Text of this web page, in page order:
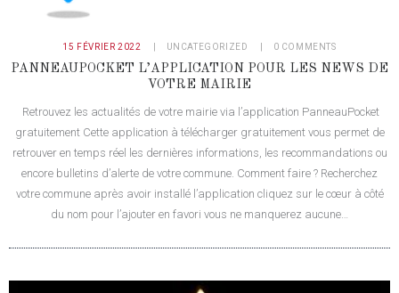
15 FÉVRIER 2022 UNCATEGORIZED 0 COMMENTS
PANNEAUPOCKET L’APPLICATION POUR LES NEWS DE
VOTRE MAIRIE
Retrouvez les actualités de votre mairie via l’application PanneauPocket
gratuitement Cette application à télécharger gratuitement vous permet de
retrouver en temps réel les dernières informations, les recommandations ou
encore bulletins d’alerte de votre commune. Comment faire ? Recherchez
votre commune après avoir installé l’application cliquez sur le cœur à côté
du nom pour l’ajouter en favori vous ne manquerez aucune…